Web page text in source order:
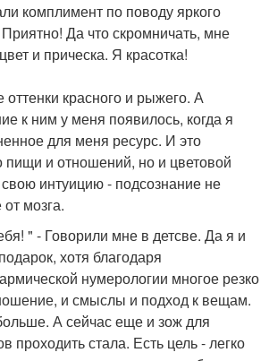
комплимент по поводу яркого
Да что скромничать, мне
и прическа. Я красотка!
красного и рыжего. А
к ним у меня появилось, когда я
для меня ресурс. И это
пищи и отношений, но и цветовой
интуицию - подсознание не
мозга.
" - Говорили мне в детсве. Да я и
хотя благодаря
нумерологии многое резко
и смыслы и подход к вещам.
А сейчас еще и зож для
проходить стала. Есть цель - легко